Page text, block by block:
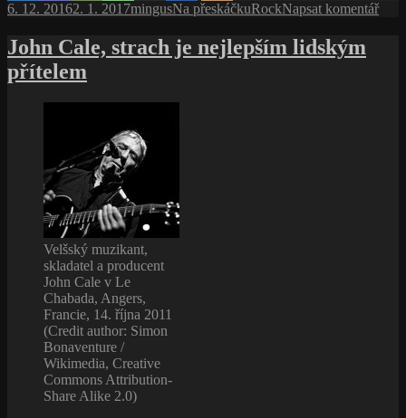
jeho
aneb
z Mingusových
Publikováno:
6. 12. 20162. 1. 2017Autor:
mingusRubriky:
Na přeskáčkuŠtítky:
RockNapsat komentářpro
John Cale, strach je nejlepším lidským
přítelem
Velšský muzikant,
skladatel a producent
John Cale v Le
Chabada, Angers,
Francie, 14. října 2011
(Credit author: Simon
Bonaventure /
Wikimedia, Creative
Commons Attribution-
Share Alike 2.0)